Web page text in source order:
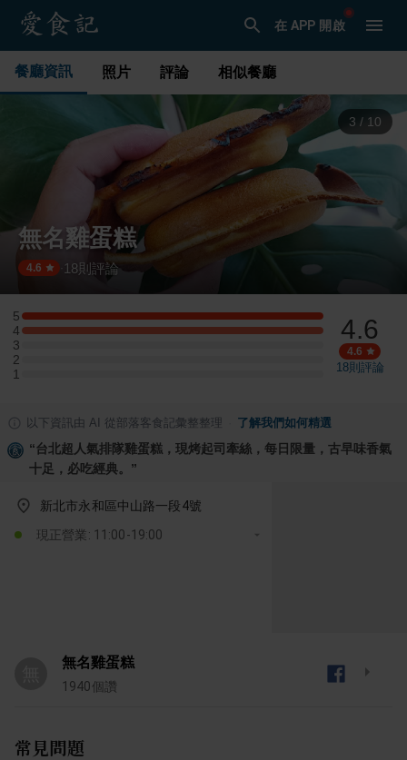
在 APP 開啟
餐廳資訊 照片 評論 相似餐廳
3 / 10
無名雞蛋糕
4.6 18 則評論
5
5 星：3 則評論
4
4 星：3 則評論
3
3 星：0 則評論
2
2 星：0 則評論
1
1 星：0 則評論
4.6
4.6
18則評論
以下資訊由 AI 從部落客食記彙整整理 了解我們如何精選
“台北超人氣排隊雞蛋糕，現烤起司牽絲，每日限量，古早味香氣
十足，必吃經典。 ”
新北市永和區中山路一段4號
現正營業: 11:00-19:00
無名雞蛋糕
1940個讚
常見問題